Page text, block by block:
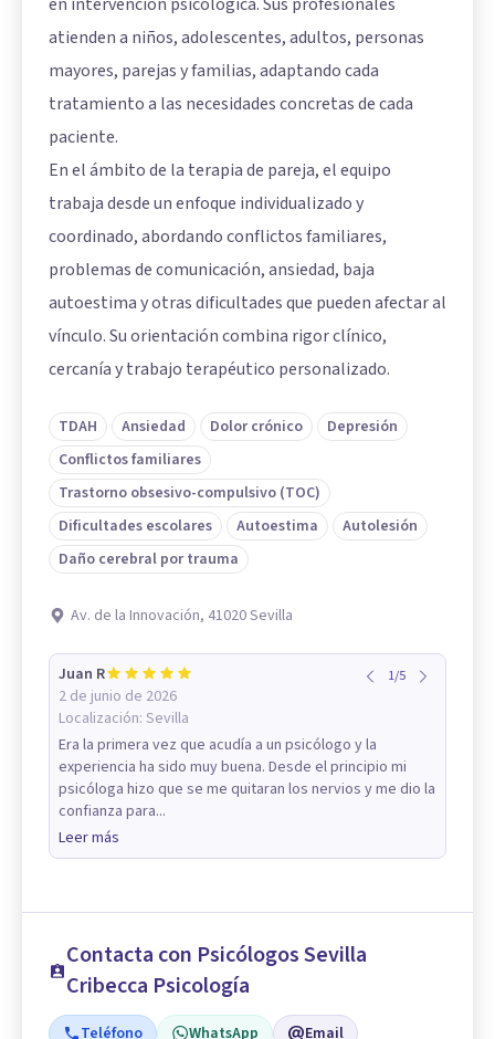
atienden a niños, adolescentes, adultos, personas
mayores, parejas y familias, adaptando cada
tratamiento a las necesidades concretas de cada
paciente.
En el ámbito de la terapia de pareja, el equipo
trabaja desde un enfoque individualizado y
coordinado, abordando conflictos familiares,
problemas de comunicación, ansiedad, baja
autoestima y otras dificultades que pueden afectar al
vínculo. Su orientación combina rigor clínico,
cercanía y trabajo terapéutico personalizado.
TDAH Ansiedad Dolor crónico
Depresión
Conflictos familiares
Trastorno obsesivo-compulsivo (TOC)
Dificultades escolares
Autoestima
Autolesión
Daño cerebral por trauma
Av. de la Innovación, 41020 Sevilla
Juan R
2 de junio de 2026
Localización: Sevilla
1/5
Era la primera vez que acudía a un psicólogo y la
experiencia ha sido muy buena. Desde el principio mi
psicóloga hizo que se me quitaran los nervios y me dio la
confianza para...
Leer más
Contacta con Psicólogos Sevilla
Cribecca Psicología
Teléfono WhatsApp Email